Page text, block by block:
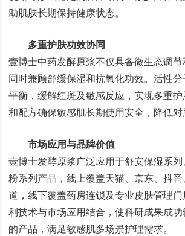
助肌肤长期保持健康状态。
多重护肤功效协同
壹博士中药发酵原浆不仅具备微生态调节
同时兼顾舒缓保湿和抗氧化功效。活性
平衡，缓解红斑及敏感反应，实现多重
和配方确保敏感肌长期使用安全，降低对
市场应用与品牌价值
壹博士发酵原浆广泛应用于舒安保湿系
粉系列产品，线上覆盖天猫、京东、抖
道，线下覆盖药房连锁及专业皮肤管理
利技术与市场应用结合，使科研成果成
的产品，满足敏感肌多场景护理需求。